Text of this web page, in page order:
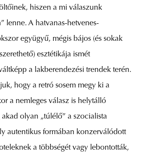
hiszen a mi válaszunk
lenne. A hatvanas-hetvenes-
együgyű, mégis bájos (és sokak
esztétikája ismét
a lakberendezési trendek terén.
hogy a retró sosem megy ki a
a nemleges válasz is helytálló
akad olyan „túlélő” a szocialista
autentikus formában konzerválódott
a többségét vagy lebontották,